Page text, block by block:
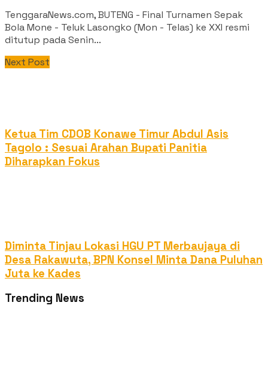
TenggaraNews.com, BUTENG - Final Turnamen Sepak
Bola Mone - Teluk Lasongko (Mon - Telas) ke XXI resmi
ditutup pada Senin...
Next Post
Ketua Tim CDOB Konawe Timur Abdul Asis
Tagolo : Sesuai Arahan Bupati Panitia
Diharapkan Fokus
Diminta Tinjau Lokasi HGU PT Merbaujaya di
Desa Rakawuta, BPN Konsel Minta Dana Puluhan
Juta ke Kades
Trending News